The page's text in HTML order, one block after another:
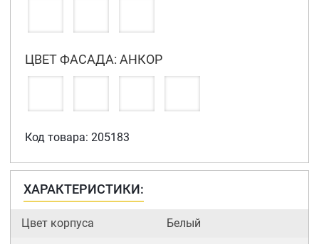
ЦВЕТ ФАСАДА: АНКОР
Код товара: 205183
ХАРАКТЕРИСТИКИ:
Цвет корпуса Белый